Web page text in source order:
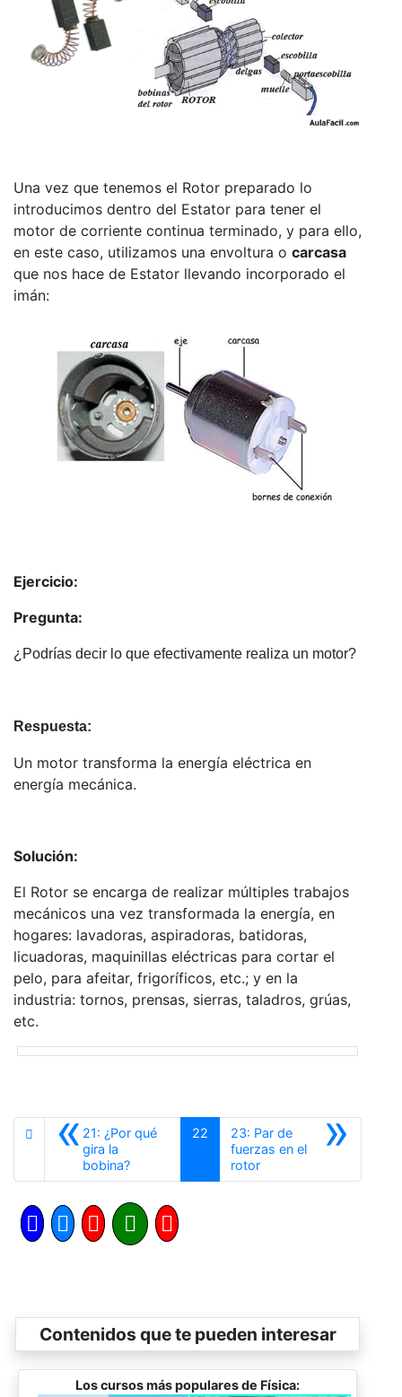
Una vez que tenemos el Rotor preparado lo
introducimos dentro del Estator para tener el
motor de corriente continua terminado, y para ello,
en este caso, utilizamos una envoltura o carcasa
que nos hace de Estator llevando incorporado el
imán:
Ejercicio:
Pregunta:
¿Podrías decir lo que efectivamente realiza un motor?
Respuesta:
Un motor transforma la energía eléctrica en
energía mecánica.
Solución:
El Rotor se encarga de realizar múltiples trabajos
mecánicos una vez transformada la energía, en
hogares: lavadoras, aspiradoras, batidoras,
licuadoras, maquinillas eléctricas para cortar el
pelo, para afeitar, frigoríficos, etc.; y en la
industria: tornos, prensas, sierras, taladros, grúas,
etc.
«21: ¿Por qué
gira la
bobina?Anterior
22 »
23: Par de
fuerzas en el
rotorSiguiente
Contenidos que te pueden interesar
Los cursos más populares de Física: